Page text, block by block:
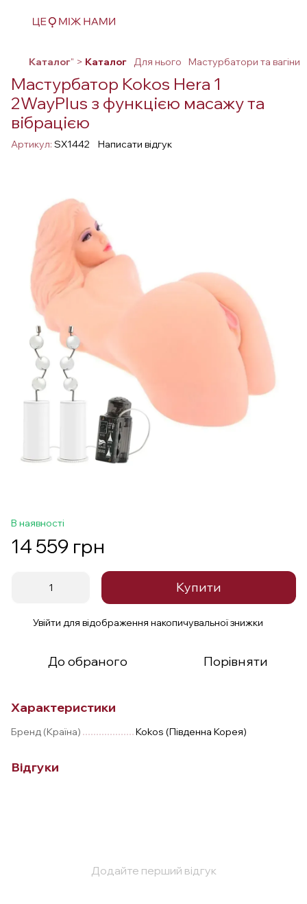
Каталог" > Каталог Для нього Мастурбатори та вагіни
Мастурбатор Kokos Hera 1
2WayPlus з функцією масажу та
вібрацією
Артикул: SX1442 Написати відгук
В наявності
14 559 грн
Купити
Увійти для відображення накопичувальної знижки
До обраного Порівняти
Характеристики
Бренд (Країна) Kokos (Південна Корея)
Відгуки
Додайте перший відгук